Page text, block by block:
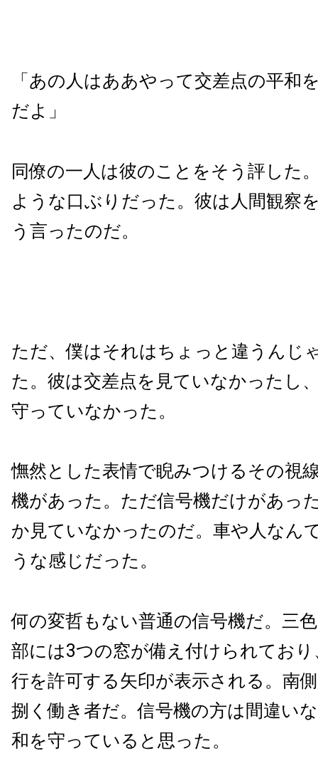
「あの人はああやって交差点の平和
だよ」
同僚の一人は彼のことをそう評した
ような口ぶりだった。彼は人間観察
う言ったのだ。
ただ、僕はそれはちょっと違うんじ
た。彼は交差点を見ていなかったし
守っていなかった。
憮然とした表情で睨みつけるその視
機があった。ただ信号機だけがあっ
か見ていなかったのだ。車や人なん
うな感じだった。
何の変哲もない普通の信号機だ。三
部には3つの窓が備え付けられてお
行を許可する矢印が表示される。南
捌く働き者だ。信号機の方は間違い
和を守っていると思った。